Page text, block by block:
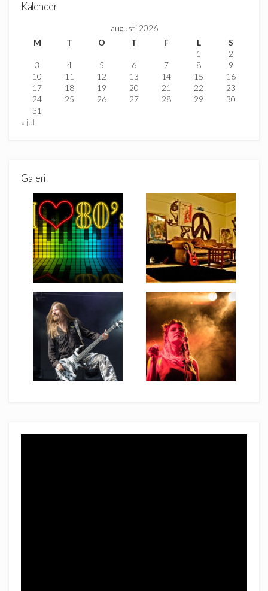
Kalender
augusti 2026
M
T O T F L
S
1
2
3
4 5 6 7 8
9
10
11 12 13 14 15
16
17
18 19 20 21 22
23
24
25 26 27 28 29
30
31
« jul
Galleri